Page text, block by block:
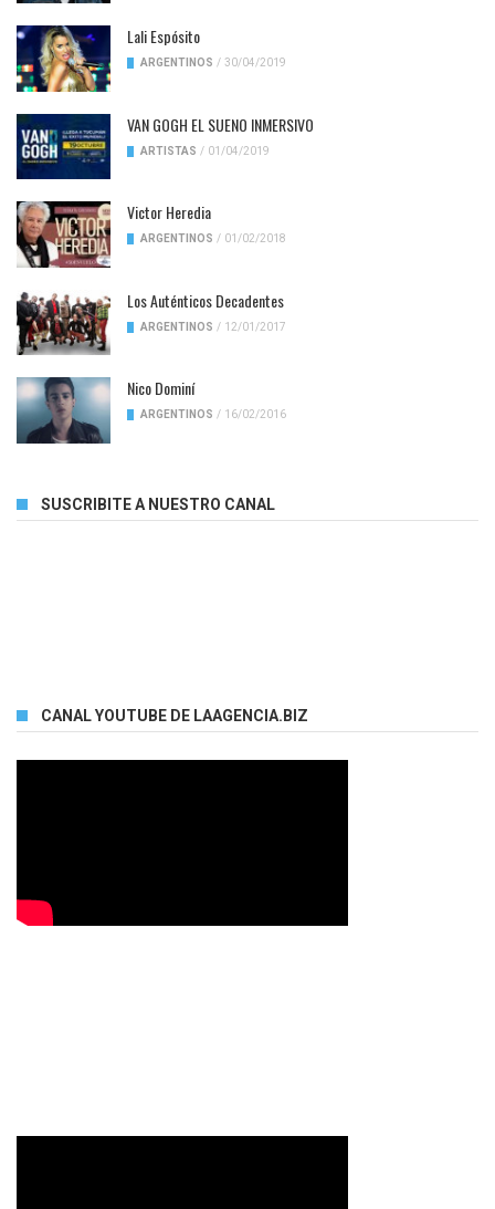
Lali Espósito
ARGENTINOS / 30/04/2019
VAN GOGH EL SUENO INMERSIVO
ARTISTAS / 01/04/2019
Victor Heredia
ARGENTINOS / 01/02/2018
Los Auténticos Decadentes
ARGENTINOS / 12/01/2017
Nico Dominí
ARGENTINOS / 16/02/2016
SUSCRIBITE A NUESTRO CANAL
CANAL YOUTUBE DE LAAGENCIA.BIZ